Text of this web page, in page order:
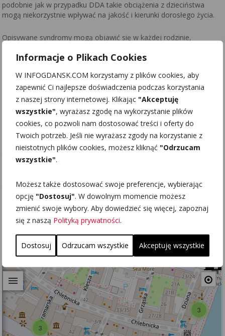
Informacje o Plikach Cookies
W INFOGDANSK.COM korzystamy z plików cookies, aby
zapewnić Ci najlepsze doświadczenia podczas korzystania
z naszej strony internetowej. Klikając "Akceptuję
wszystkie", wyrażasz zgodę na wykorzystanie plików
cookies, co pozwoli nam dostosować treści i oferty do
Twoich potrzeb. Jeśli nie wyrażasz zgody na korzystanie z
nieistotnych plików cookies, możesz kliknąć "Odrzucam
wszystkie".
Możesz także dostosować swoje preferencje, wybierając
opcję "Dostosuj". W dowolnym momencie możesz
zmienić swoje wybory. Aby dowiedzieć się więcej, zapoznaj
się z naszą Polityką prywatności.
Dostosuj Odrzucam wszystkie Akceptuję wszystkie
podobnie jak w przypadku DDA takie obciążenia z dzieciństwa
mogą niekorzystnie wpływać na jakość i kierunki dorosłego życia.
Opisywane syndromy mogą objawić się w każdej rodzinie,
zamieszkania. Zatem terapia DDA i DDD
okazać się bardzo przydatna i decydująca dla dalszego życia.
Zajęcia terapeutyczne odbywają się w grupach o charakterze
zamkniętym, z udziałem niezmiennego grona uczestników. Taka
stałość buduje poczucie pewności i z czasem też zaufania.
Wsparcie terapeutów zapewnia właściwą psychoedukację, a
obecność innych uczestników zmniejsza poczucie izolacji i daje
jakże potrzebne poczucie przynależności do grupy.
jest uczestnictwo na wszystkich zajęciach.
Trudne dzieciństwo, obciążające wspomnienia nie muszą
przekreślić sensu dorosłego życia. Świadomość problemu i jego
przyczyn jest w tym naprawczym procesie kluczowa, kolejnym
etapem powinna stać się właściwie poprowadzona terapia.